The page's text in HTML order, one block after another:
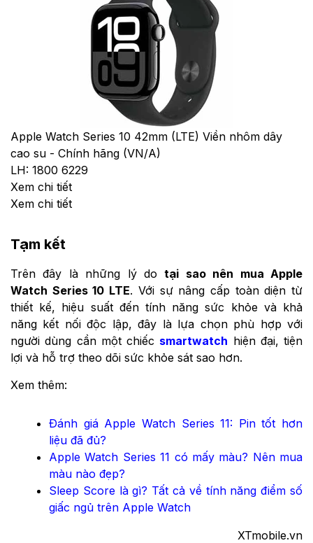
Apple Watch Series 10 42mm (LTE) Viền nhôm dây
cao su - Chính hãng (VN/A)
LH: 1800 6229
Xem chi tiết
Xem chi tiết
Tạm kết
Trên đây là những lý dotại sao nên mua Apple
Watch Series 10 LTE. Với sự nâng cấp toàn diện từ
thiết kế, hiệu suất đến tính năng sức khỏe và khả
năng kết nối độc lập, đây là lựa chọn phù hợp với
người dùng cần một chiếc smartwatch hiện đại, tiện
lợi và hỗ trợ theo dõi sức khỏe sát sao hơn.
Xem thêm:
Đánh giá Apple Watch Series 11: Pin tốt hơn
liệu đã đủ?
Apple Watch Series 11 có mấy màu? Nên mua
màu nào đẹp?
Sleep Score là gì? Tất cả về tính năng điểm số
giấc ngủ trên Apple Watch
XTmobile.vn